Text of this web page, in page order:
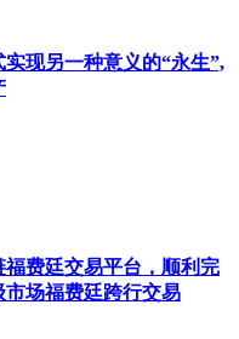
现另一种意义的“永生”,
费廷交易平台，顺利完
场福费廷跨行交易